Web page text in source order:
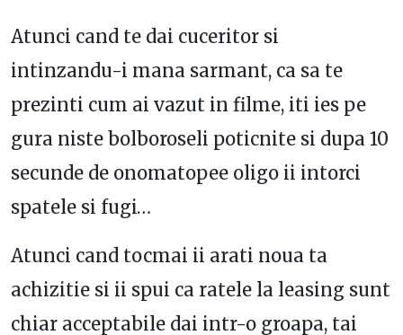
Atunci cand te dai cuceritor si
intinzandu-i mana sarmant, ca sa te
prezinti cum ai vazut in filme, iti ies pe
gura niste bolboroseli poticnite si dupa 10
secunde de onomatopee oligo ii intorci
spatele si fugi…
Atunci cand tocmai ii arati noua ta
achizitie si ii spui ca ratele la leasing sunt
chiar acceptabile dai intr-o groapa, tai